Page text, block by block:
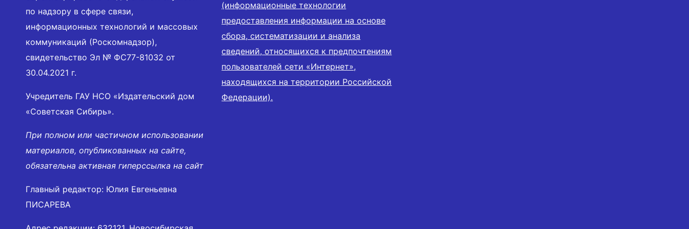
по надзору в сфере связи,
информационных технологий и массовых
коммуникаций (Роскомнадзор),
свидетельство Эл № ФС77-81032 от
30.04.2021 г.
Учредитель ГАУ НСО «Издательский дом
«Советская Сибирь».
При полном или частичном использовании
материалов, опубликованных на сайте,
обязательна активная гиперссылка на сайт
Главный редактор: Юлия Евгеньевна
ПИСАРЕВА
(информационные технологии
предоставления информации на основе
сбора, систематизации и анализа
сведений, относящихся к предпочтениям
пользователей сети «Интернет»,
находящихся на территории Российской
Федерации).